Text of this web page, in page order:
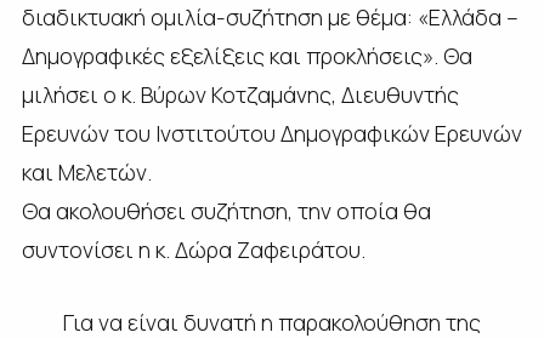
διαδικτυακή ομιλία-συζήτηση με θέμα: «Ελλάδα –
Δημογραφικές εξελίξεις και προκλήσεις». Θα
μιλήσει ο κ. Βύρων Κοτζαμάνης, Διευθυντής
Ερευνών του Ινστιτούτου Δημογραφικών Ερευνών
και Μελετών.
Θα ακολουθήσει συζήτηση, την οποία θα
συντονίσει η κ. Δώρα Ζαφειράτου.
Για να είναι δυνατή η παρακολούθηση της